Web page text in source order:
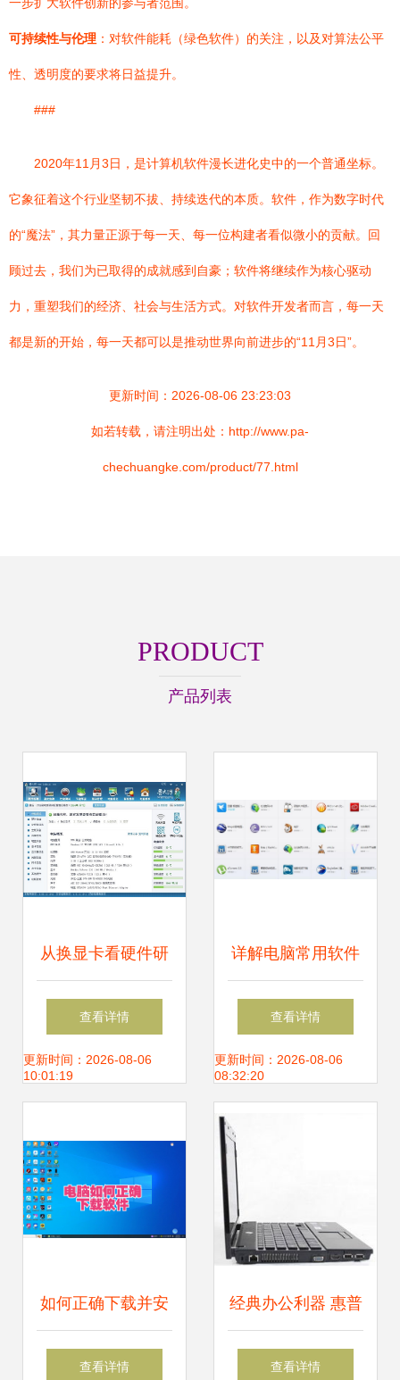
可持续性与伦理 ：对软件能耗（绿色软件）的关注，以及对算法公平
性、透明度的要求将日益提升。
###
2020年11月3日，是计算机软件漫长进化史中的一个普通坐标。
它象征着这个行业坚韧不拔、持续迭代的本质。软件，作为数字时代
的“魔法”，其力量正源于每一天、每一位构建者看似微小的贡献。回
顾过去，我们为已取得的成就感到自豪；软件将继续作为核心驱动
力，重塑我们的经济、社会与生活方式。对软件开发者而言，每一天
都是新的开始，每一天都可以是推动世界向前进步的“11月3日”。
更新时间：2026-08-06 23:23:03
如若转载，请注明出处：http://www.pa-
chechuangke.com/product/77.html
PRODUCT
产品列表
从换显卡看硬件研
发 技术挑战与创新
思考
查看详情
更新时间：2026-08-06
10:01:19
详解电脑常用软件
有哪些
查看详情
更新时间：2026-08-06
08:32:20
如何正确下载并安
装电脑软件，降低
查看详情
经典办公利器 惠普
HP
查看详情